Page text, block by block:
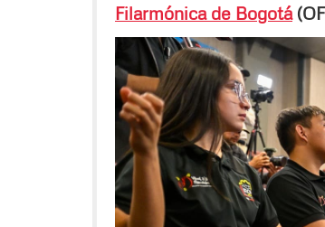
Filarmónica de Bogotá